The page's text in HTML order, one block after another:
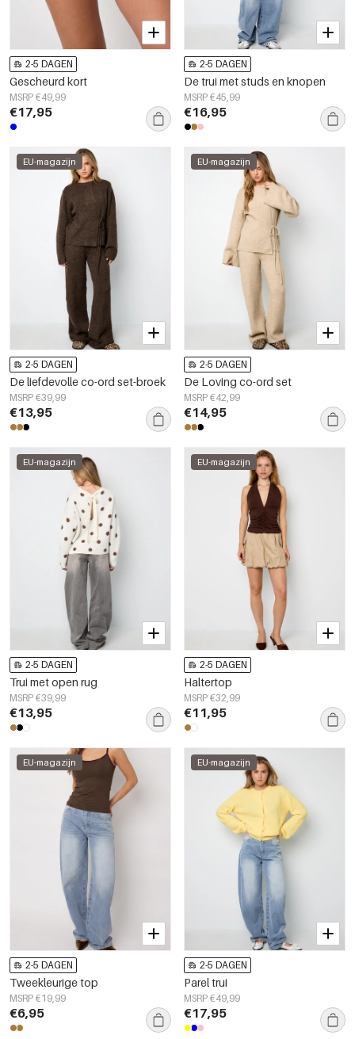
2-5 DAGEN
Gescheurd kort
MSRP €49,99
€17,95
2-5 DAGEN
De trui met studs en knopen
MSRP €45,99
€16,95
EU-magazijn
2-5 DAGEN
De liefdevolle co-ord set-broek
MSRP €39,99
€13,95
EU-magazijn
2-5 DAGEN
De Loving co-ord set
MSRP €42,99
€14,95
EU-magazijn
2-5 DAGEN
Trui met open rug
MSRP €39,99
€13,95
EU-magazijn
2-5 DAGEN
Haltertop
MSRP €32,99
€11,95
EU-magazijn
2-5 DAGEN
Tweekleurige top
MSRP €19,99
€6,95
EU-magazijn
2-5 DAGEN
Parel trui
MSRP €49,99
€17,95